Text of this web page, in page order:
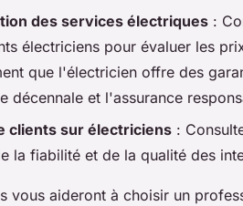
des services électriques :
électriciens pour évaluer les
que l'électricien offre des
décennale et l'assurance
clients sur électriciens :
la fiabilité et de la qualité des
vous aideront à choisir un